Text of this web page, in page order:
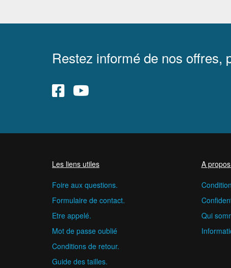
Restez informé de nos offres,
Les liens utiles
Foire aux questions.
Formulaire de contact.
Etre appelé.
Mot de passe oublié
Conditions de retour.
Guide des tailles.
A
Qui